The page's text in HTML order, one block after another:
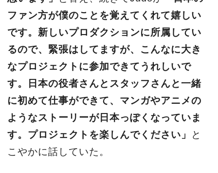
ファン方が僕のことを覚えてくれて嬉しい
です。新しいプロダクションに所属してい
るので、緊張はしてますが、こんなに大き
なプロジェクトに参加できてうれしいで
す。日本の役者さんとスタッフさんと一緒
に初めて仕事ができて、マンガやアニメの
ようなストーリーが日本っぽくなっていま
す。プロジェクトを楽しんでください」
と
こやかに話していた。